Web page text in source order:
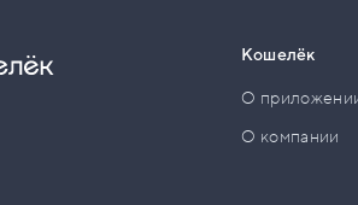
Кошелёк
О
О компании